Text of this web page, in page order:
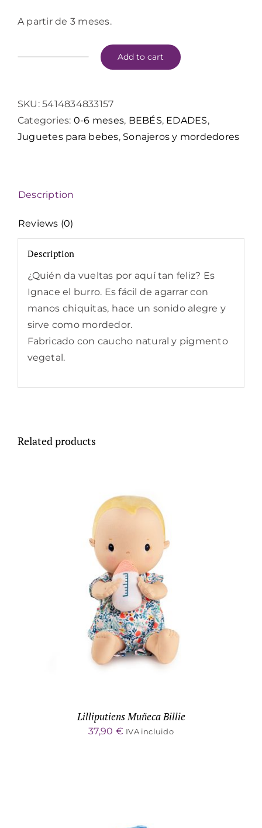
A partir de 3 meses.
Lilliputiens
Add to cart
SKU:5414834833157
Categories: 0-6 meses, BEBÉS, EDADES,
Juguetes para bebes, Sonajeros y mordedores
Description
Reviews (0)
Description
¿Quién da vueltas por aquí tan feliz? Es
Ignace el burro. Es fácil de agarrar con
manos chiquitas, hace un sonido alegre y
sirve como mordedor.
Fabricado con caucho natural y pigmento
vegetal.
Related products
ADD TO CART / DETALLES
Lilliputiens Muñeca Billie
37,90 € IVA incluido